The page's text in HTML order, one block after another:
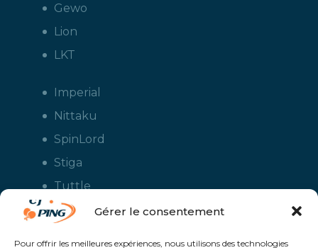
Gérer le consentement
Pour offrir les meilleures expériences, nous utilisons des technologies
Gewo
Lion
LKT
Imperial
Nittaku
SpinLord
Stiga
Tuttle
Xiom